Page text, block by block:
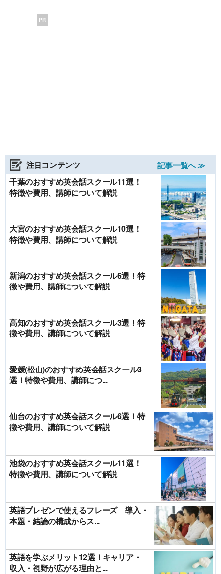
PR
注目コンテンツ
記事一覧へ ≫
千葉のおすすめ英会話スクール11選！
特徴や費用、講師について解説
大宮のおすすめ英会話スクール10選！
特徴や費用、講師について解説
新潟のおすすめ英会話スクール6選！特
徴や費用、講師について解説
高知のおすすめ英会話スクール3選！特
徴や費用、講師について解説
愛媛(松山)のおすすめ英会話スクール3
選！特徴や費用、講師につ...
仙台のおすすめ英会話スクール6選！特
徴や費用、講師について解説
池袋のおすすめ英会話スクール11選！
特徴や費用、講師について解説
英語プレゼンで使えるフレーズ 導入・
本題・結論の構成からス...
英語を学ぶメリット12選！キャリア・
収入・視野が広がる理由と...